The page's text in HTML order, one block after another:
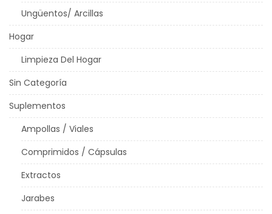
Ungüentos/ Arcillas
Hogar
Limpieza Del Hogar
Sin Categoría
Suplementos
Ampollas / Viales
Comprimidos / Cápsulas
Extractos
Jarabes